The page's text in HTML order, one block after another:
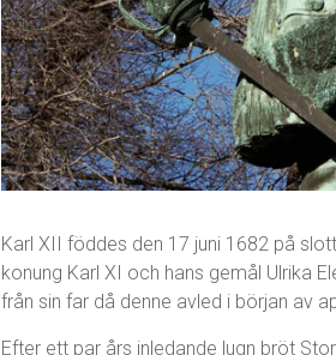
Karl XII föddes den 17 juni 1682 på
konung Karl XI och hans gemål Ulrika
från sin far då denne avled i början av
Efter ett par års inledande lugn bröt